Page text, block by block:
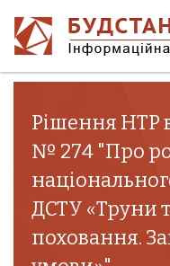
Рішення НТР
№ 274 "Про
ДСТУ «Труни
поховання.